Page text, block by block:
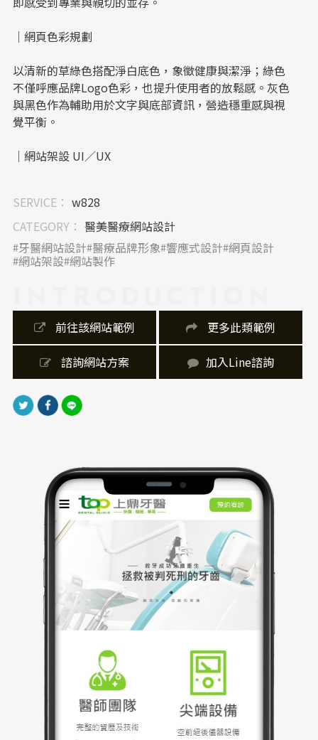
｜網頁色彩規劃
以清新的草綠色搭配淨白底色，象徵健康與潔淨；綠色
不僅呼應品牌Logo色彩，也提升使用者的放鬆感。灰色
與黑色作為輔助用於文字與底部資訊，營造穩重感與視
覺平衡。
｜網站架設 UI／UX
時間到專業設備一目了然，無須多餘操作即可獲得所需
資訊。無論手機或桌機版本皆保留一致性，使用者體驗
流暢、直覺。
banner首頁圖選用齒模操作、病患笑容、診療過程等真
實畫面，強化情境感。使用大量圖像搭配文字，降低閱
讀負擔，提升網站互動性與停留時間。
｜網站製作，技術細節
網站架設採用響應式網頁設計（RWD），無論手機或桌
整體實用性與互動性。
SERVICE： w828
CATEGORY： 醫美醫療網站設計
牙醫網站設計 醫療品牌形象 響應式設計 網頁設計
網站架設 網站製作
前往該網站範例 更多此類範例
諮詢網站方案 加入Line諮詢